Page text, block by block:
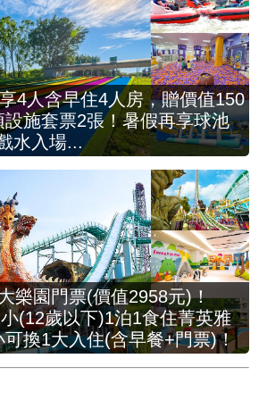
4人含早住4人房，贈價值150
施套票2張！暑假再享球池
水入場...
樂園門票(價值2958元)！
(12歲以下)1泊1食住菁英雅
換1大入住(含早餐+門票)！